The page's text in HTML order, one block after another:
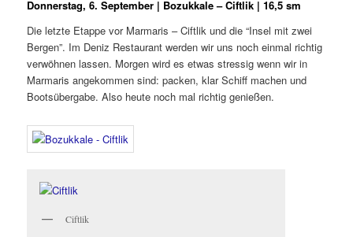
Donnerstag, 6. September | Bozukkale – Ciftlik | 16,5 sm
Die letzte Etappe vor Marmaris – Ciftlik und die “Insel mit zwei
Bergen”. Im Deniz Restaurant werden wir uns noch einmal richtig
verwöhnen lassen. Morgen wird es etwas stressig wenn wir in
Marmaris angekommen sind: packen, klar Schiff machen und
Bootsübergabe. Also heute noch mal richtig genießen.
Ciftlik